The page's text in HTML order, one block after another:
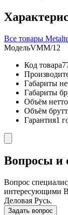
Все товары
МодельVMM/12
Код товара
Габариты
Габариты
Объём
Объём
Гарантия1
Вопросы и
Вопрос
интересующими
Деловая Русь.
Задать вопрос